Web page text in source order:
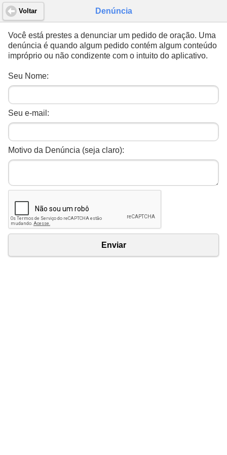
Denúncia
Voltar
Você está prestes a denunciar um pedido de oração. Uma
denúncia é quando algum pedido contém algum conteúdo
impróprio ou não condizente com o intuito do aplicativo.
Seu Nome:
Seu e-mail:
Motivo da Denúncia (seja claro):
Enviar